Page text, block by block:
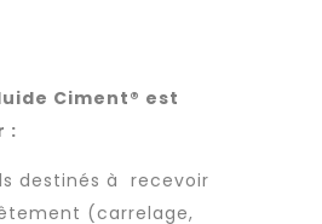
Ciment® est
:
destinés à recevoir
(carrelage,